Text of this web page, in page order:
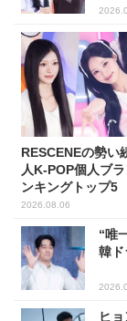
RESCENEの勢い
人K-POP個人ブ
ンキングトップ5
2026.08.06
“唯
韓ド
ヒ